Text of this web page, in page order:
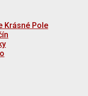
Krásné Pole